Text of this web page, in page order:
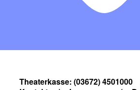
Theaterkasse: (03672) 4501000